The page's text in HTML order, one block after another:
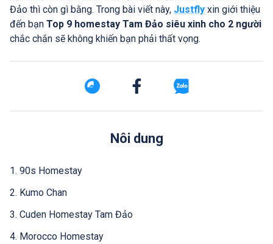
Đảo thì còn gì bằng. Trong bài viết này, Justfly xin giới thiệu
đến bạn Top 9 homestay Tam Đảo siêu xinh cho 2 người
chắc chắn sẽ không khiến bạn phải thất vọng.
Nôi dung
1. 90s Homestay
2. Kumo Chan
3. Cuden Homestay Tam Đảo
4. Morocco Homestay